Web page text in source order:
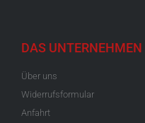
DAS UNTERNEHMEN
Über uns
Widerrufsformular
Anfahrt